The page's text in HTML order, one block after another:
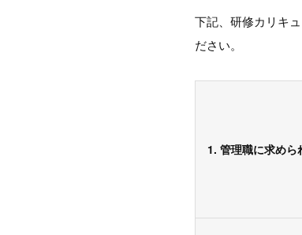
下記、研修カリキュ
ださい。
1. 管理職に求めら